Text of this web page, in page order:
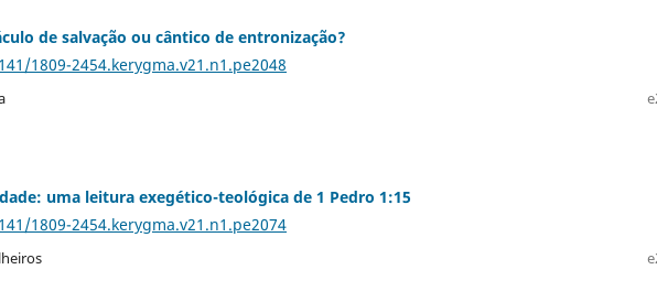
de salvação ou cântico de entronização?
1809-2454.kerygma.v21.n1.pe2048
uma leitura exegético-teológica de 1 Pedro 1:15
1809-2454.kerygma.v21.n1.pe2074